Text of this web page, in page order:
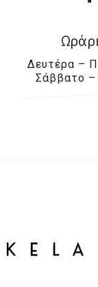
Δευτέρα –
Σάββατο –